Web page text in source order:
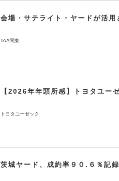
会場・サテライト・ヤードが活用
TAA関東
【2026年年頭所感】トヨタユー
トヨタユーゼック
茨城ヤード、成約率９０.６％記